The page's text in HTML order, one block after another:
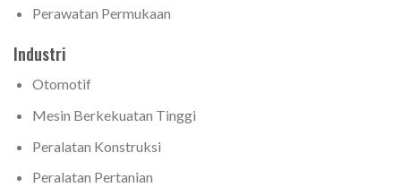
Perawatan Permukaan
Industri
Otomotif
Mesin Berkekuatan Tinggi
Peralatan Konstruksi
Peralatan Pertanian